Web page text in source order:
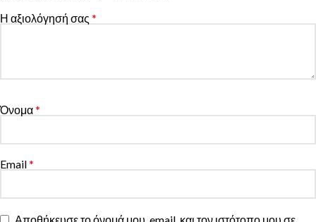
Η αξιολόγησή σας *
Όνομα*
Email*